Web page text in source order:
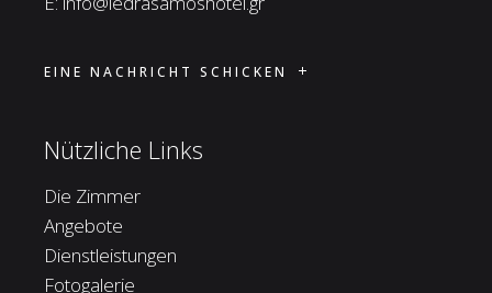
EINE NACHRICHT SCHICKEN
Nützliche Links
Die Zimmer
Angebote
Dienstleistungen
Fotogalerie